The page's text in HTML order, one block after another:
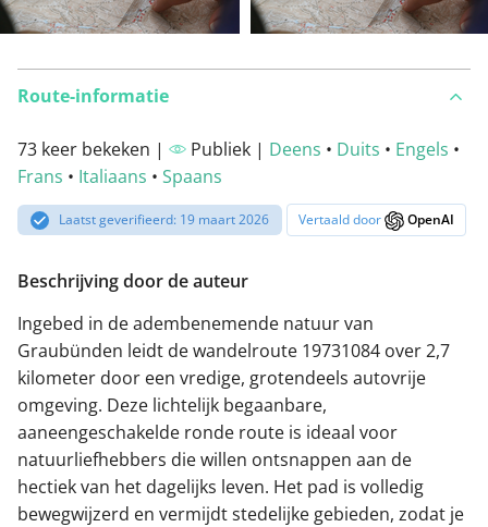
Route-informatie
73 keer bekeken | Publiek | Deens • Duits • Engels •
Frans • Italiaans • Spaans
Laatst geverifieerd: 19 maart 2026 Vertaald door OpenAI
Beschrijving door de auteur
Ingebed in de adembenemende natuur van
Graubünden leidt de wandelroute 19731084 over 2,7
kilometer door een vredige, grotendeels autovrije
omgeving. Deze lichtelijk begaanbare,
aaneengeschakelde ronde route is ideaal voor
natuurliefhebbers die willen ontsnappen aan de
hectiek van het dagelijks leven. Het pad is volledig
bewegwijzerd en vermijdt stedelijke gebieden, zodat je